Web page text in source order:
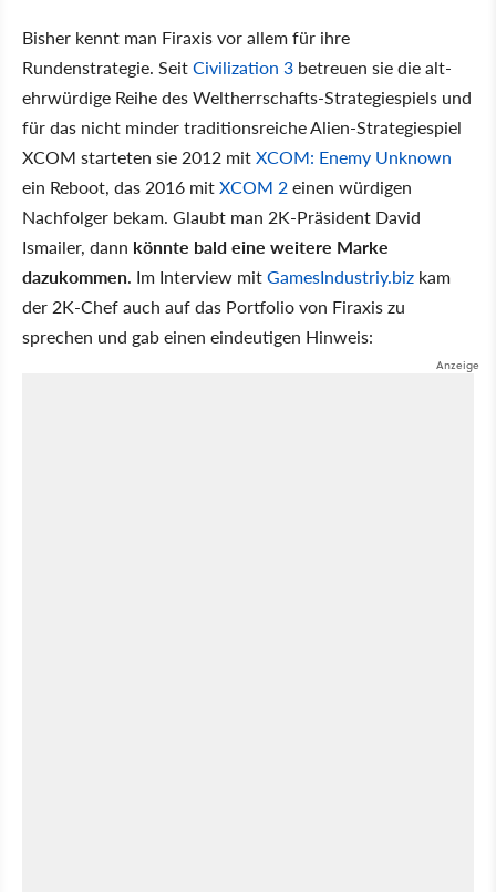
Bisher kennt man Firaxis vor allem für ihre
Rundenstrategie. SeitCivilization 3 betreuen sie die alt-
ehrwürdige Reihe des Weltherrschafts-Strategiespiels und
für das nicht minder traditionsreiche Alien-Strategiespiel
XCOM starteten sie 2012 mitXCOM: Enemy Unknown
ein Reboot, das 2016 mitXCOM 2einen würdigen
Nachfolger bekam. Glaubt man 2K-Präsident David
Ismailer, dann könnte bald eine weitere Marke
dazukommen. Im Interview mitGamesIndustriy.biz kam
der 2K-Chef auch auf das Portfolio von Firaxis zu
sprechen und gab einen eindeutigen Hinweis: